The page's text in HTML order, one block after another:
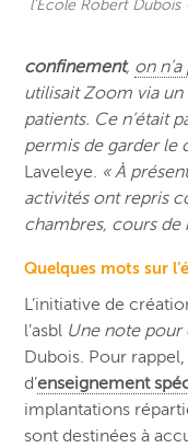
l’École Robert
confinement, on
utilisait Zoom via
patients. Ce n’était
permis de garder le
Laveleye. « À
activités ont repris
chambres, cours de
Quelques mots sur
L’initiative de
l’asbl Une note
Dubois. Pour rappel,
d’enseignement
implantations
sont destinées à